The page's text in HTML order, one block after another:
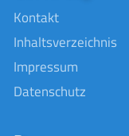
Kontakt
Inhaltsverzeichnis
Impressum
Datenschutz